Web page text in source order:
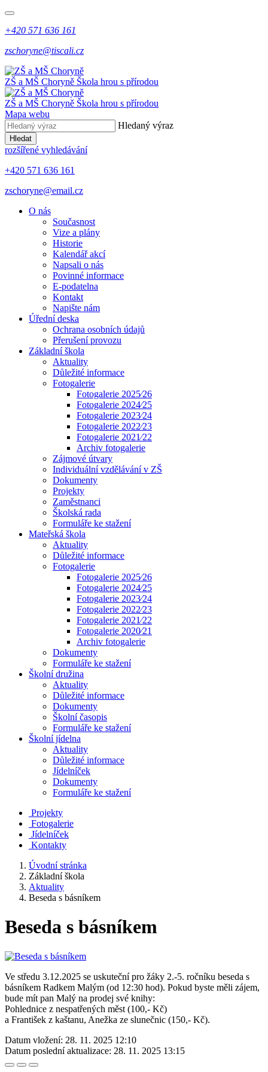
+420 571 636 161
zschoryne@tiscali.cz
ZŠ a MŠ Choryně Škola hrou s přírodou
ZŠ a MŠ Choryně Škola hrou s přírodou
Mapa webu
Hledaný výraz
Hledat
rozšířené vyhledávání
+420 571 636 161
zschoryne@email.cz
O nás
Současnost
Vize a plány
Historie
Kalendář akcí
Napsali o nás
Povinné informace
E-podatelna
Kontakt
Napište nám
Úřední deska
Ochrana osobních údajů
Přerušení provozu
Základní škola
Aktuality
Důležité informace
Fotogalerie
Fotogalerie 2025⁄26
Fotogalerie 2024⁄25
Fotogalerie 2023⁄24
Fotogalerie 2022⁄23
Fotogalerie 2021⁄22
Archiv fotogalerie
Zájmové útvary
Individuální vzdělávání v ZŠ
Dokumenty
Projekty
Zaměstnanci
Školská rada
Formuláře ke stažení
Mateřská škola
Aktuality
Důležité informace
Fotogalerie
Fotogalerie 2025⁄26
Fotogalerie 2024⁄25
Fotogalerie 2023⁄24
Fotogalerie 2022⁄23
Fotogalerie 2021⁄22
Fotogalerie 2020⁄21
Archiv fotogalerie
Dokumenty
Formuláře ke stažení
Školní družina
Aktuality
Důležité informace
Dokumenty
Školní časopis
Formuláře ke stažení
Školní jídelna
Aktuality
Důležité informace
Jídelníček
Dokumenty
Formuláře ke stažení
Projekty
Fotogalerie
Jídelníček
Kontakty
Úvodní stránka
Základní škola
Aktuality
Beseda s básníkem
Beseda s básníkem
Ve středu 3.12.2025 se uskuteční pro žáky 2.-5. ročníku beseda s
básníkem Radkem Malým (od 12:30 hod). Pokud byste měli zájem,
bude mít pan Malý na prodej své knihy:
Pohlednice z nespatřených měst (100,- Kč)
a František z kaštanu, Anežka ze slunečnic (150,- Kč).
Datum vložení: 28. 11. 2025 12:10
Datum poslední aktualizace: 28. 11. 2025 13:15